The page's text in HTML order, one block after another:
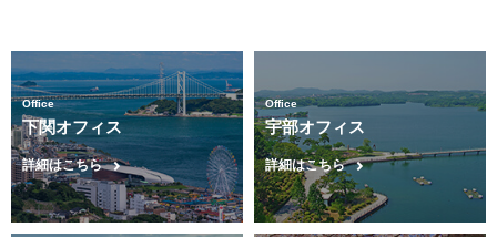
Office
下関オフィス
詳細はこちら
Office
宇部オフィス
詳細はこちら